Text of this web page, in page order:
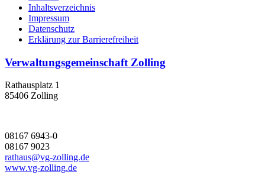
Inhaltsverzeichnis
Impressum
Datenschutz
Erklärung zur Barrierefreiheit
Verwaltungsgemeinschaft Zolling
Rathausplatz 1
85406 Zolling
08167 6943-0
08167 9023
rathaus@vg-zolling.de
www.vg-zolling.de